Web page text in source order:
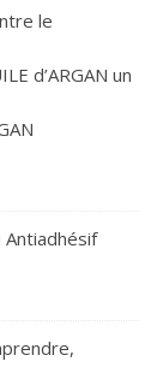
le
d’ARGAN un
Antiadhésif